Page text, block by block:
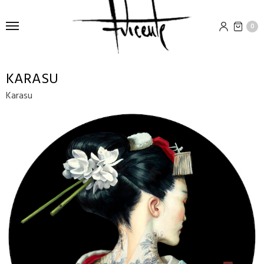
0
KARASU
Karasu